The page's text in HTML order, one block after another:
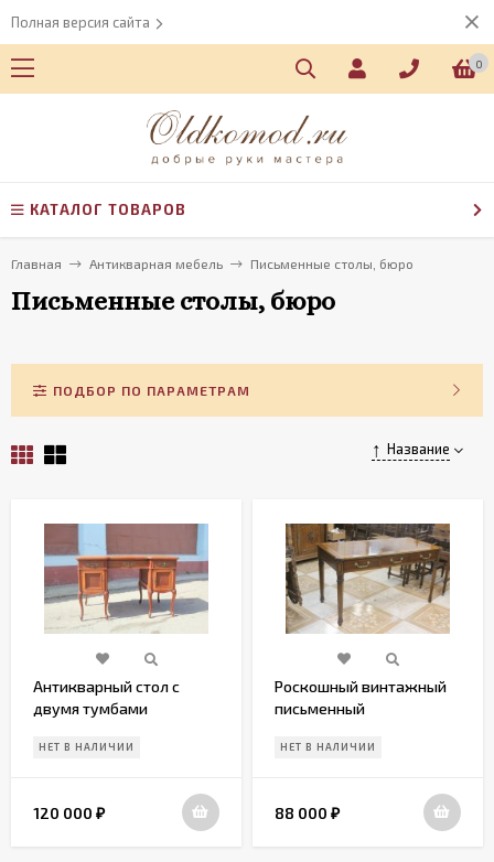
Полная версия сайта
0
КАТАЛОГ ТОВАРОВ
Главная Антикварная мебель Письменные столы, бюро
Письменные столы, бюро
ПОДБОР ПО ПАРАМЕТРАМ
Название
Антикварный стол с
двумя тумбами
НЕТ В НАЛИЧИИ
120 000 ₽
Роскошный винтажный
письменный
века
НЕТ В НАЛИЧИИ
88 000 ₽